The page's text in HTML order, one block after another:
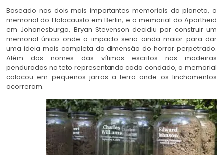
Baseado nos dois mais importantes memoriais do planeta, o
memorial do Holocausto em Berlin, e o memorial do Apartheid
em Johanesburgo, Bryan Stevenson decidiu por construir um
memorial único onde o impacto seria ainda maior para dar
uma ideia mais completa da dimensão do horror perpetrado.
Além dos nomes das vítimas escritos nas madeiras
penduradas no teto representando cada condado, o memorial
colocou em pequenos jarros a terra onde os linchamentos
ocorreram.